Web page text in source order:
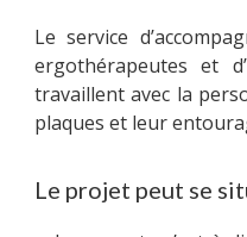
LOGEMENT
Le service
ergothérapeutes et
travaillent avec la
plaques et leur
Le projet peut se